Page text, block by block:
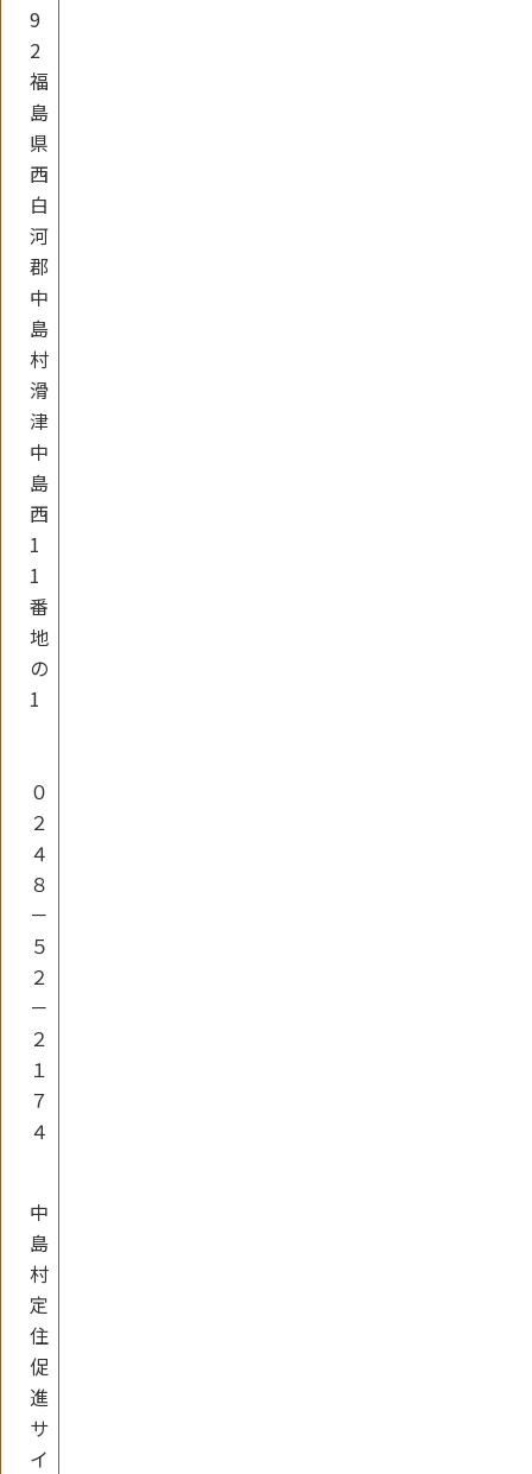
9
2
福
島
県
西
白
河
郡
中
島
村
滑
津
中
島
西
1
1
番
地
の
1
０
２
４
８
－
５
２
－
２
１
７
４
中
島
村
定
住
促
進
サ
イ